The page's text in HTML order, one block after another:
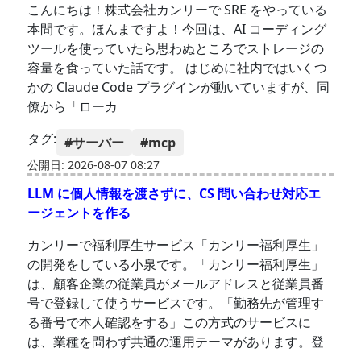
こんにちは！株式会社カンリーで SRE をやっている
本間です。ほんまですよ！今回は、AI コーディング
ツールを使っていたら思わぬところでストレージの
容量を食っていた話です。 はじめに社内ではいくつ
かの Claude Code プラグインが動いていますが、同
僚から「ローカ
タグ: #サーバー #mcp
公開日: 2026-08-07 08:27
LLM に個人情報を渡さずに、CS 問い合わせ対応エ
ージェントを作る
カンリーで福利厚生サービス「カンリー福利厚生」
の開発をしている小泉です。「カンリー福利厚生」
は、顧客企業の従業員がメールアドレスと従業員番
号で登録して使うサービスです。「勤務先が管理す
る番号で本人確認をする」この方式のサービスに
は、業種を問わず共通の運用テーマがあります。登